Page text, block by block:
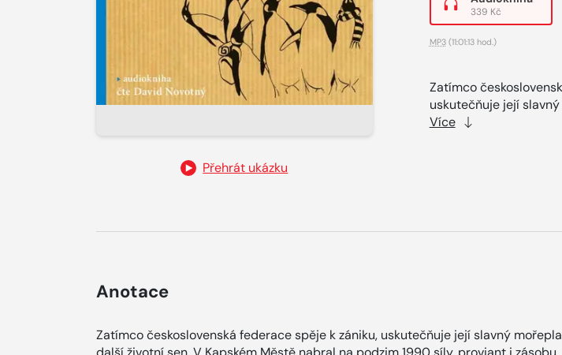
Přehrát ukázku
339 Kč
MP3(11:01:13 hod.)
Zatímco
uskutečňuje její
Více
Anotace
Zatímco československá federace spěje k zániku, uskutečňuje její slavný